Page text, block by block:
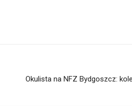
Okulista na NFZ Bydgoszcz: